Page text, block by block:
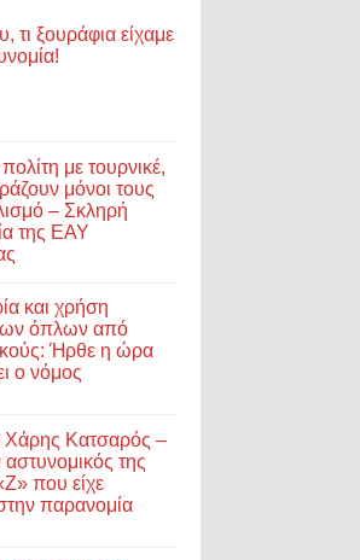
τι ξουράφια είχαμε
με τουρνικέ,
μόνοι τους
– Σκληρή
της ΕΑΥ
και χρήση
όπλων από
Ήρθε η ώρα
ο νόμος
Χάρης Κατσαρός –
της
που είχε
παρανομία